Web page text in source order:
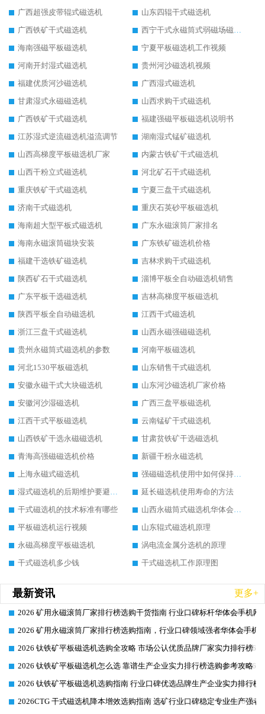
广西超强皮带辊式磁选机
山东四辊干式磁选机
广西铁矿干式磁选机
西宁干式永磁筒式弱磁场磁选机结构图
海南强磁平板磁选机
宁夏平板磁选机工作视频
河南开封湿式磁选机
贵州河沙磁选机视频
福建优质河沙磁选机
广西湿式磁选机
甘肃湿式永磁磁选机
山西求购干式磁选机
广西铁矿干式磁选机
福建强磁平板磁选机说明书
江苏湿式逆流磁选机溢流调节
湖南湿式锰矿磁选机
山西高梯度平板磁选机厂家
内蒙古铁矿干式磁选机
山西干粉立式磁选机
河北矿石干式磁选机
重庆铁矿干式磁选机
宁夏三盘干式磁选机
济南干式磁选机
重庆石英砂平板磁选机
海南超大型平板式磁选机
广东永磁滚筒厂家排名
海南永磁滚筒磁块安装
广东铁矿磁选机价格
福建干选铁矿磁选机
吉林求购干式磁选机
陕西矿石干式磁选机
淄博平板全自动磁选机销售
广东平板干选磁选机
吉林高梯度平板磁选机
陕西平板全自动磁选机
江西干式磁选机
浙江三盘干式磁选机
山西永磁强磁磁选机
贵州永磁筒式磁选机的参数
河南平板磁选机
河北1530平板磁选机
山东销售干式磁选机
安徽永磁干式大块磁选机
山东河沙磁选机厂家价格
安徽河沙湿磁选机
广西三盘平板磁选机
江西干式平板磁选机
云南锰矿干式磁选机
山西铁矿干选永磁磁选机
甘肃贫铁矿干选磁选机
青海高强磁磁选机价格
新疆干粉永磁选机
上海永磁式磁选机
强磁磁选机使用中如何保持其顺畅运行
湿式磁选机的后期维护要避开哪些坑
延长磁选机使用寿命的方法
干式磁选机的技术标准有哪些
山西永磁筒式磁选机华体会手机网页版-华体会(中国)
平板磁选机运行视频
山东辊式磁选机原理
永磁高梯度平板磁选机
涡电流金属分选机的原理
干式磁选机多少钱
干式磁选机工作原理图
最新资讯 更多+
2026-06-26
2026 矿用永磁滚筒厂家排行榜选购干货指南 行业口碑标杆华体会手机网
2026-06-26
2026 矿用永磁滚筒厂家排行榜选购指南，行业口碑领域强者华体会手机
2026-06-26
2026 钛铁矿平板磁选机选购全攻略 市场公认优质品牌厂家实力排行榜
2026-06-26
2026 钛铁矿平板磁选机怎么选 靠谱生产企业实力排行榜选购参考攻略
2026-06-26
2026 钛铁矿平板磁选机选购指南 行业口碑优选品牌生产企业实力排行榜
2026-06-26
2026CTG 干式磁选机降本增效选购指南 选矿行业口碑稳定专业生产强者